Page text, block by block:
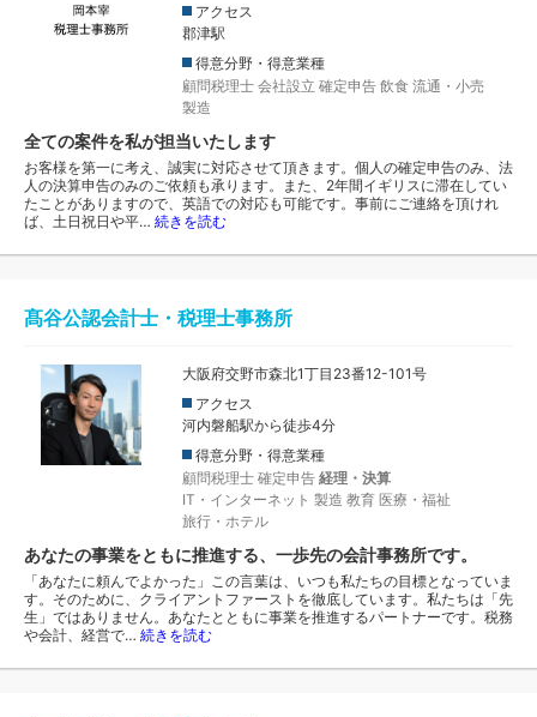
アクセス
郡津駅
得意分野・得意業種
顧問税理士 会社設立 確定申告 飲食 流通・小売
製造
全ての案件を私が担当いたします
お客様を第一に考え、誠実に対応させて頂きます。個人の確定申告のみ、法
人の決算申告のみのご依頼も承ります。また、2年間イギリスに滞在してい
たことがありますので、英語での対応も可能です。事前にご連絡を頂けれ
ば、土日祝日や平… 続きを読む
髙谷公認会計士・税理士事務所
大阪府交野市森北1丁目23番12-101号
アクセス
河内磐船駅から徒歩4分
得意分野・得意業種
顧問税理士 確定申告 経理・決算
IT・インターネット 製造 教育 医療・福祉
旅行・ホテル
あなたの事業をともに推進する、一歩先の会計事務所です。
「あなたに頼んでよかった」この言葉は、いつも私たちの目標となっていま
す。そのために、クライアントファーストを徹底しています。私たちは「先
生」ではありません。あなたとともに事業を推進するパートナーです。税務
や会計、経営で… 続きを読む